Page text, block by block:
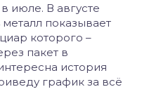
июле. В августе
показывает
которого –
пакет в
история
график за всё